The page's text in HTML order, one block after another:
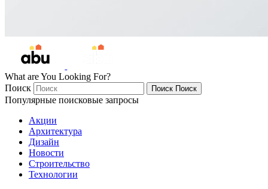
What are You Looking For?
Поиск
Поиск Поиск
Популярные поисковые запросы
Акции
Архитектура
Дизайн
Новости
Строительство
Технологии